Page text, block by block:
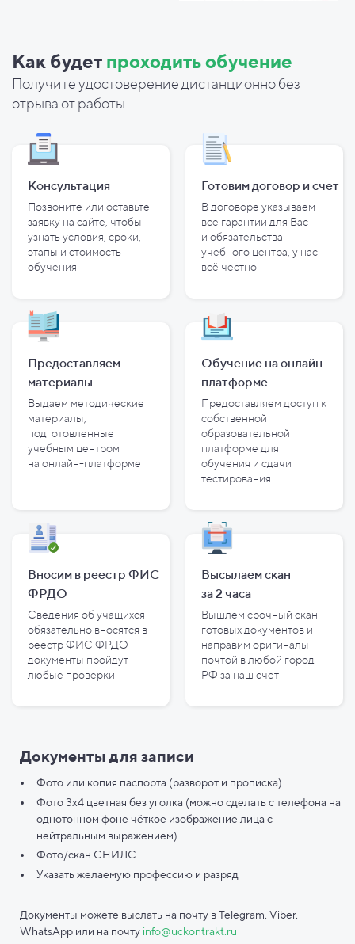
Как будет проходить обучение
Получите удостоверение дистанционно без
отрыва от работы
Консультация
Позвоните или оставьте
заявку на сайте, чтобы
узнать условия, сроки,
этапы и стоимость
обучения
Готовим договор и счет
В договоре указываем
все гарантии для Вас
и обязательства
учебного центра, у нас
всё честно
Предоставляем
материалы
Выдаем методические
материалы,
подготовленные
учебным центром
на онлайн-платформе
Обучение на онлайн-
платформе
Предоставляем доступ к
собственной
образовательной
платформе для
обучения и сдачи
тестирования
Вносим в реестр ФИС
ФРДО
Сведения об учащихся
обязательно вносятся в
реестр ФИС ФРДО -
документы пройдут
любые проверки
Высылаем скан
за2 часа
Вышлем срочный скан
готовых документов и
направим оригиналы
почтой в любой город
РФ за наш счет
Документы для записи
Фото или копия паспорта (разворот и прописка)
Фото 3х4 цветная без уголка (можно сделать с телефона на
однотонном фоне чёткое изображение лица с
нейтральным выражением)
Фото/скан СНИЛС
Указать желаемую профессию и разряд
Документы можете выслать на почту в Telegram, Viber,
WhatsApp или на почту info@uckontrakt.ru